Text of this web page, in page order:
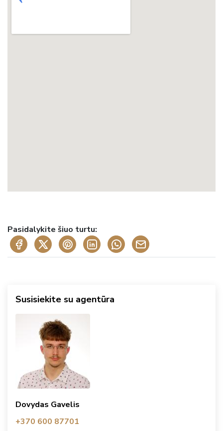
Pasidalykite šiuo turtu:
Susisiekite su agentūra
Dovydas Gavelis
+370 600 87701